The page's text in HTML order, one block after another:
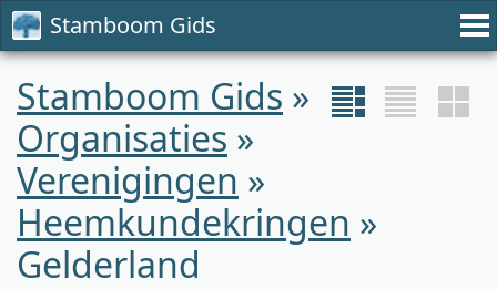
Stamboom Gids
Stamboom Gids »
Organisaties »
Verenigingen »
Heemkundekringen »
Gelderland